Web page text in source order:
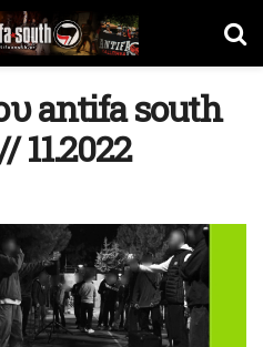
antifa south
11.2022